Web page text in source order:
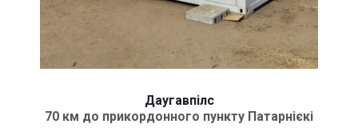
Даугавпілс
70 км до прикордонного пункту Патарнієкі